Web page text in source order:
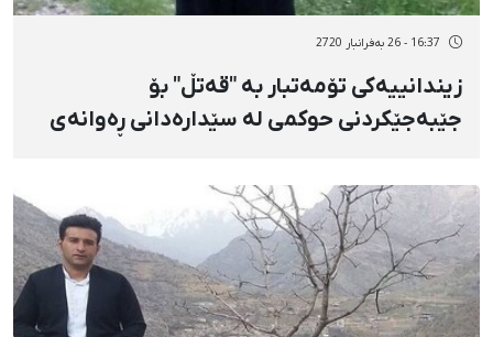
16:37 - 26 بەفرانبار 2720
زیندانییەکی تۆمەتبار بە "قەتڵ" بۆ
جێبەجێکردنی حوکمی لە سێدارەدانی ڕەوانەی